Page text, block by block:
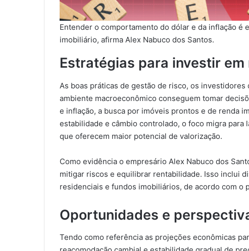
Entender o comportamento do dólar e da inflação é
imobiliário, afirma Alex Nabuco dos Santos.
Estratégias para investir
As boas práticas de gestão de risco, os
ambiente macroeconômico conseguem tomar
e inflação, a busca por imóveis prontos e de renda
estabilidade e câmbio controlado, o foco migra
que oferecem maior potencial de valorização.
Como evidência o empresário Alex Nabuco dos
mitigar riscos e equilibrar rentabilidade. Isso inclui
residenciais e fundos imobiliários, de acordo com o
Oportunidades e
Tendo como referência as projeções econômicas